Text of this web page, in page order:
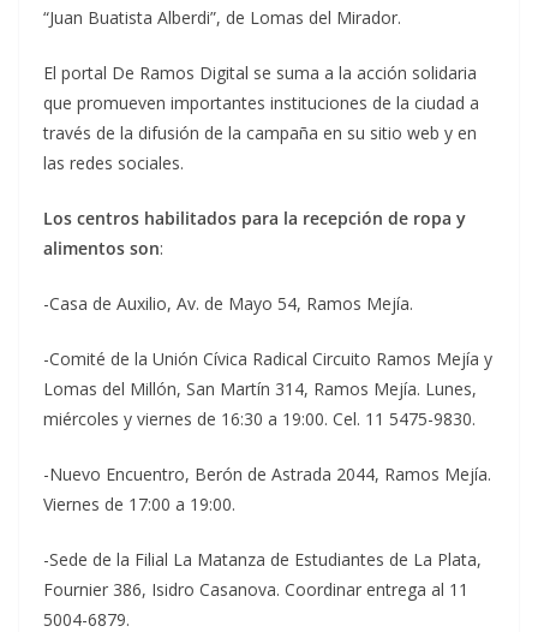
“Juan Buatista Alberdi”, de Lomas del Mirador.
El portal De Ramos Digital se suma a la acción solidaria
que promueven importantes instituciones de la ciudad a
través de la difusión de la campaña en su sitio web y en
las redes sociales.
Los centros habilitados para la recepción de ropa y
alimentos son:
-Casa de Auxilio, Av. de Mayo 54, Ramos Mejía.
-Comité de la Unión Cívica Radical Circuito Ramos Mejía y
Lomas del Millón, San Martín 314, Ramos Mejía. Lunes,
miércoles y viernes de 16:30 a 19:00. Cel. 11 5475-9830.
-Nuevo Encuentro, Berón de Astrada 2044, Ramos Mejía.
Viernes de 17:00 a 19:00.
-Sede de la Filial La Matanza de Estudiantes de La Plata,
Fournier 386, Isidro Casanova. Coordinar entrega al 11
5004-6879.